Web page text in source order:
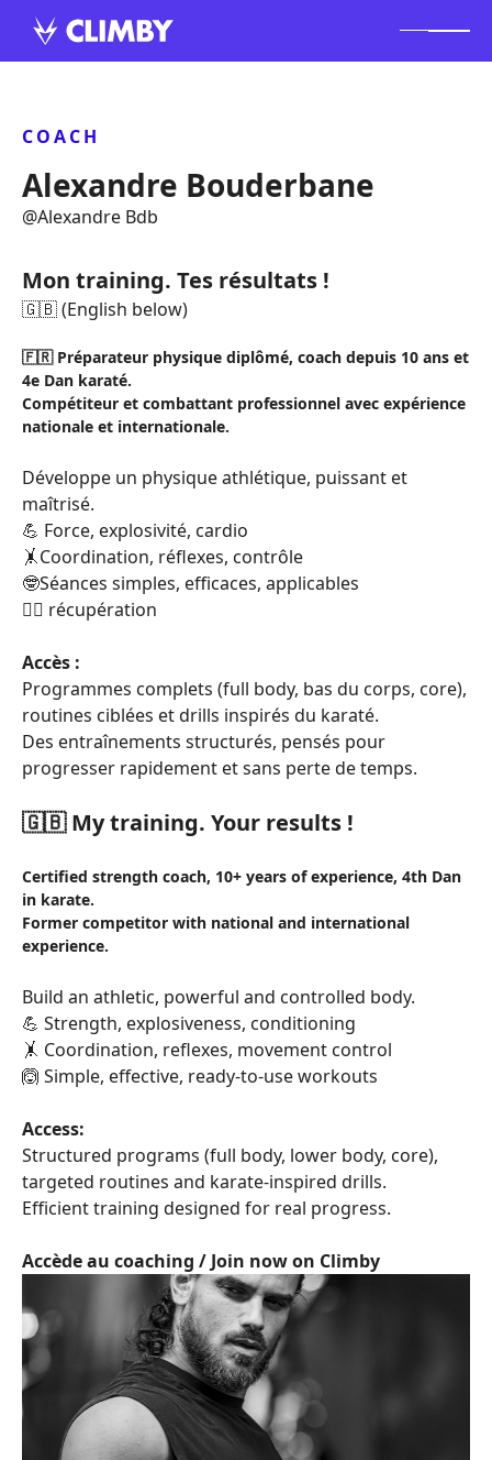
COACH
Alexandre Bouderbane
@Alexandre Bdb
Mon training. Tes résultats !
🇬🇧 (English below)
🇫🇷 Préparateur physique diplômé, coach depuis 10 ans et
4e Dan karaté.
Compétiteur et combattant professionnel avec expérience
nationale et internationale.
Développe un physique athlétique, puissant et
maîtrisé.
💪 Force, explosivité, cardio
🤸Coordination, réflexes, contrôle
🤓Séances simples, efficaces, applicables
🙆‍♂️ récupération
Accès :
Programmes complets (full body, bas du corps, core),
routines ciblées et drills inspirés du karaté.
Des entraînements structurés, pensés pour
progresser rapidement et sans perte de temps.
🇬🇧My training. Your results !
Certified strength coach, 10+ years of experience, 4th Dan
in karate.
Former competitor with national and international
experience.
Build an athletic, powerful and controlled body.
💪 Strength, explosiveness, conditioning
🤸 Coordination, reflexes, movement control
🙆 Simple, effective, ready-to-use workouts
Access:
Structured programs (full body, lower body, core),
targeted routines and karate-inspired drills.
Efficient training designed for real progress.
Accède au coaching / Join now on Climby